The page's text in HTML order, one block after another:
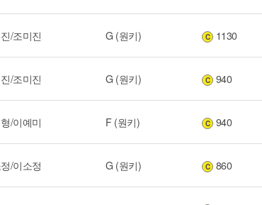
/조미진 G (원키) C 1130
/조미진 G (원키) C 940
/이예미 F (원키) C 940
/이소정 G (원키) C 860